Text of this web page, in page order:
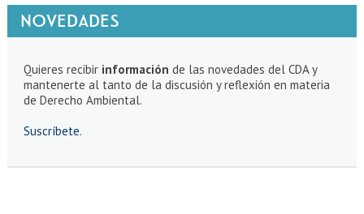
NOVEDADES
Quieres recibir información de las novedades del CDA y
mantenerte al tanto de la discusión y reflexión en materia
de Derecho Ambiental.
Suscríbete.